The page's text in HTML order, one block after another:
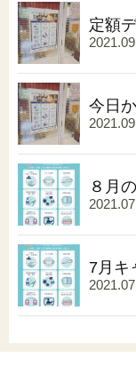
定額
今日
８月
7月キ